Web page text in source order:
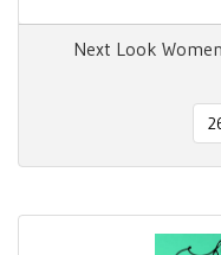
Next Look